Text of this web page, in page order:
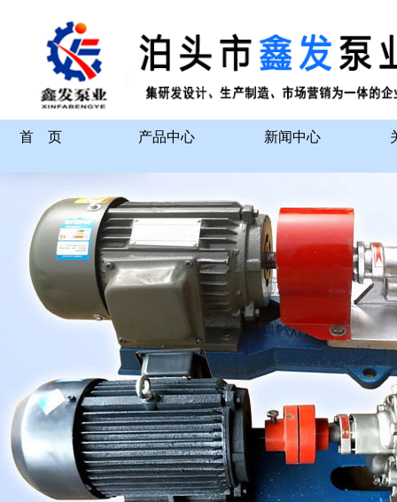
首 页 产品中心 新闻中心